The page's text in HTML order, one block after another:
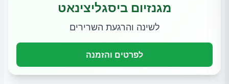
מגנזיום ביסגליצינאט
לשינה והרגעת השרירים
לפרטים והזמנה